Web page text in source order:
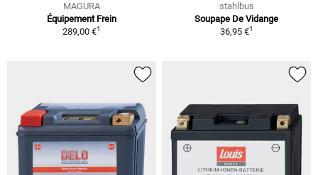
MAGURA
Équipement Frein
289,00 €1
stahlbus
Soupape De Vidange
36,95 €1